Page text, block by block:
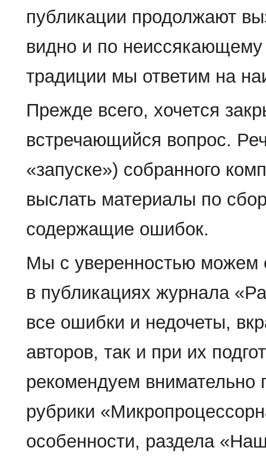
публикации продолжают
видно и по
традиции мы ответим на
Прежде всего, хочется
встречающийся вопрос.
«запуске») собранного
выслать материалы по
содержащие ошибок.
Мы с уверенностью можем
в публикациях журнала
все ошибки и недочеты,
авторов, так и при их
рекомендуем внимательно
рубрики
особенности, раздела